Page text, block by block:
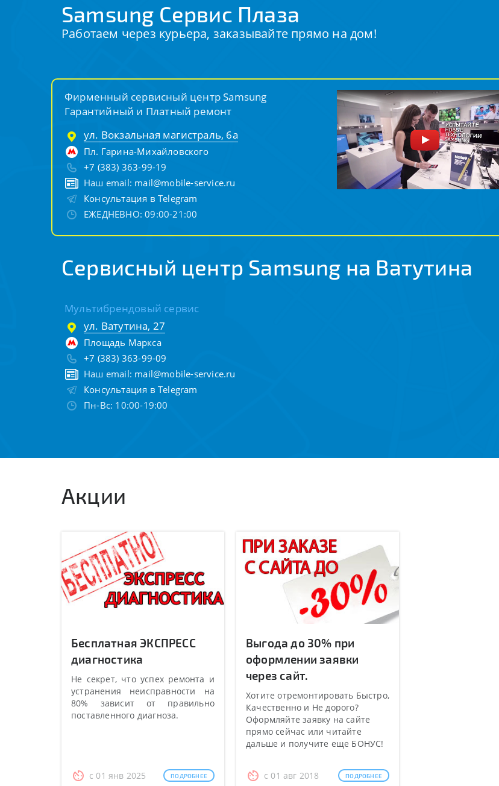
Samsung Сервис Плаза
Работаем через курьера, заказывайте прямо на дом!
Фирменный сервисный центр Samsung
Гарантийный и Платный ремонт
ул. Вокзальная магистраль, 6а
Пл. Гарина-Михайловского
+7 (383) 363-99-19
Наш email: mail@mobile-service.ru
Консультация в Telegram
ЕЖЕДНЕВНО: 09:00-21:00
Сервисный центр Samsung на Ватутина
Мультибрендовый сервис
ул. Ватутина, 27
Площадь Маркса
+7 (383) 363-99-09
Наш email: mail@mobile-service.ru
Консультация в Telegram
Пн-Вс: 10:00-19:00
Акции
Бесплатная ЭКСПРЕСС
диагностика
Не секрет, что успех ремонта и
устранения неисправности на
80% зависит от правильно
поставленного диагноза.
с 01 янв 2025 ПОДРОБНЕЕ
Выгода до 30% при
оформлении заявки
через сайт.
Хотите отремонтировать Быстро,
Качественно и Не дорого?
Оформляйте заявку на сайте
прямо сейчас или читайте
дальше и получите еще БОНУС!
с 01 авг 2018 ПОДРОБНЕЕ